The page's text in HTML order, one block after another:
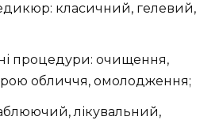
класичний, гелевий,
процедури: очищення,
обличчя, омолодження;
лікувальний,